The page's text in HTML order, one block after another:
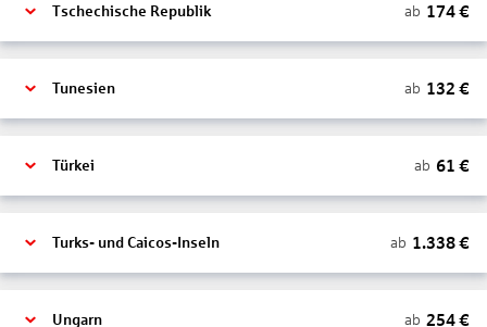
Tschechische Republik ab 174€
Tunesien ab 132 €
Türkei ab 61 €
Turks- und Caicos-Inseln ab 1.338€
Ungarn ab 254€